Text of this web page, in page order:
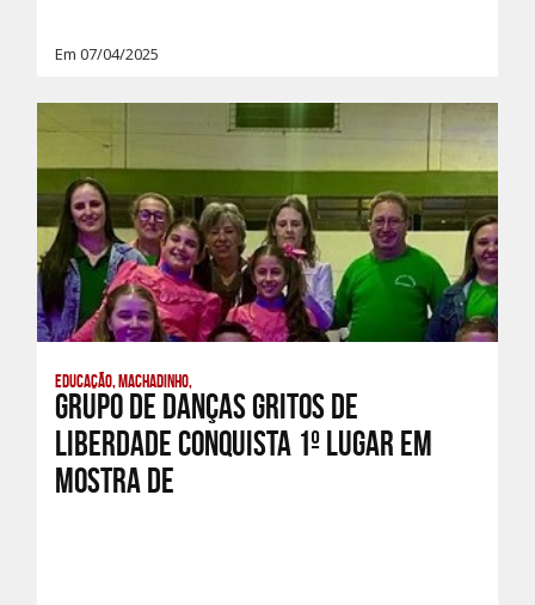
Em 07/04/2025
Educação, Machadinho,
Grupo de Danças Gritos de
Liberdade conquista 1º lugar em
Mostra de